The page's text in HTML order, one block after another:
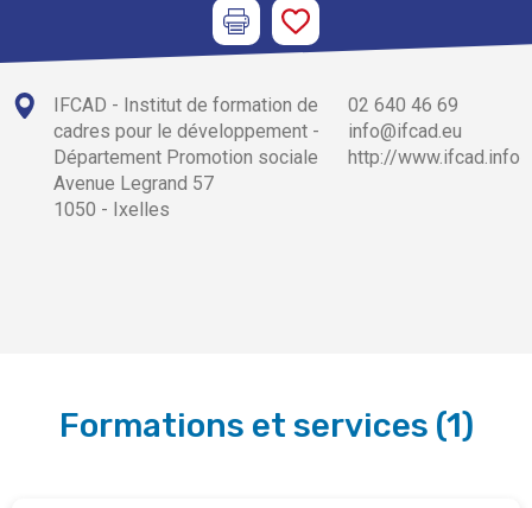
IFCAD - Institut de formation de
cadres pour le développement -
Département Promotion sociale
Avenue Legrand 57
1050 - Ixelles
02 640 46 69
info@ifcad.eu
http://www.ifcad.info
Formations et services (1)